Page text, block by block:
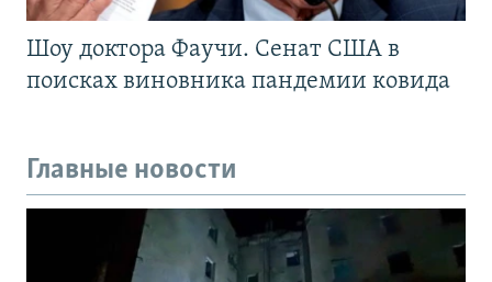
Шоу доктора Фаучи. Сенат США в
поисках виновника пандемии ковида
Главные новости